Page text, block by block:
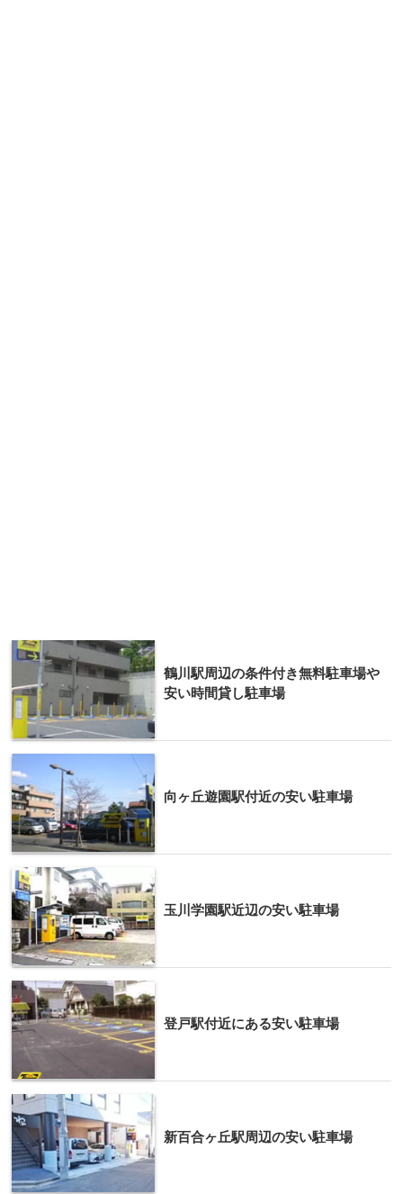
鶴川駅周辺の条件付き無料駐車場や
安い時間貸し駐車場
向ヶ丘遊園駅付近の安い駐車場
玉川学園駅近辺の安い駐車場
登戸駅付近にある安い駐車場
新百合ヶ丘駅周辺の安い駐車場